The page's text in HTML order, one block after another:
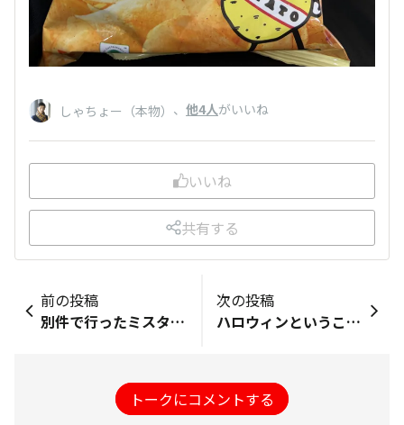
しゃちょー（本物） 、 他4人がいいね
いいね
共有する
前の投稿
別件で行ったミスターマックスで発見しました。 「探すのをやめた時、見つかることもよくある話で」って歌の歌詞にありますが、探すのを諦めていたわけではないけど、なかなか見つからなかったので捕獲出来て良かったです😊
次の投稿
ハロウィンということでミスドのブラックサンダーを買ってきました。 ナットオーダー限定という猫耳ドーナツが可愛いです。噂によるとカロリーがものすごいらしいですが……。
トークにコメントする